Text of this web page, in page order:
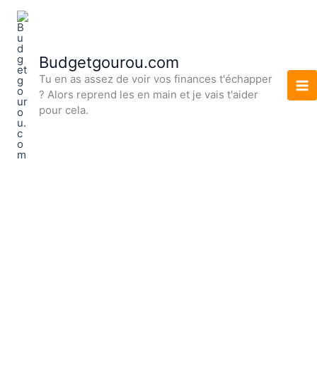
Aller
contenu
Budgetgourou.com
Tu en as assez de voir vos finances t'échapper
? Alors reprend les en main et je vais t'aider
pour cela.